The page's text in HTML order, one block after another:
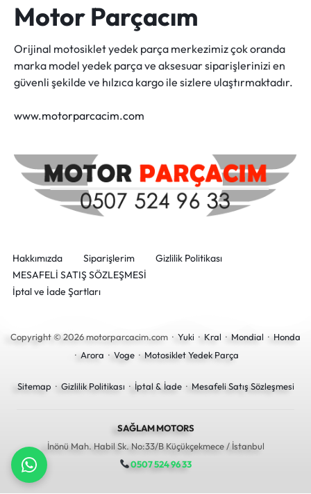
Motor Parçacım
Orijinal motosiklet yedek parça merkezimiz çok oranda
marka model yedek parça ve aksesuar siparişlerinizi en
güvenli şekilde ve hılzıca kargo ile sizlere ulaştırmaktadır.
www.motorparcacim.com
Hakkımızda Siparişlerim
Gizlilik Politikası
MESAFELİ SATIŞ SÖZLEŞMESİ
İptal ve İade Şartları
Copyright © 2026 motorparcacim.com · Yuki · Kral · Mondial · Honda
· Arora · Voge· Motosiklet Yedek Parça
Sitemap · Gizlilik Politikası · İptal & İade· Mesafeli Satış Sözleşmesi
SAĞLAM MOTORS
İnönü Mah. Habil Sk. No:33/B Küçükçekmece / İstanbul
0507 524 96 33